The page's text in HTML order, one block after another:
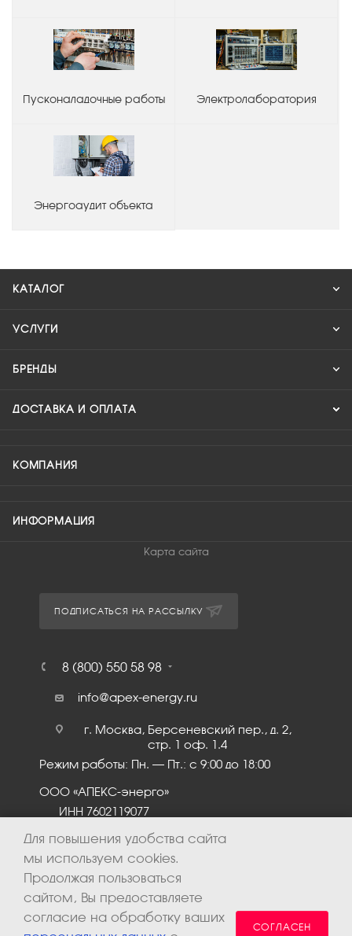
Пусконаладочные работы Электролаборатория
Энергоаудит объекта
КАТАЛОГ
УСЛУГИ
БРЕНДЫ
ДОСТАВКА И ОПЛАТА
КОМПАНИЯ
ИНФОРМАЦИЯ
Карта сайта
ПОДПИСАТЬСЯ НА РАССЫЛКУ
8 (800) 550 58 98
info@apex-energy.ru
г. Москва, Берсеневский пер., д. 2,
стр. 1 оф. 1.4
Режим работы: Пн. – Пт.: с 9:00 до 18:00
ООО «АПЕКС-энерго»
ИНН 7602119077
Для повышения удобства сайта
мы используем cookies.
Продолжая пользоваться
сайтом, Вы предоставляете
согласие на обработку ваших
СОГЛАСЕН